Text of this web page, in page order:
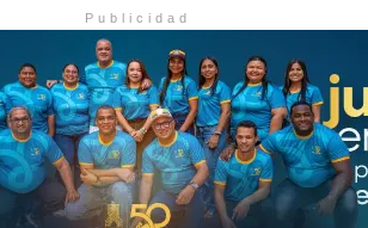
Publicidad